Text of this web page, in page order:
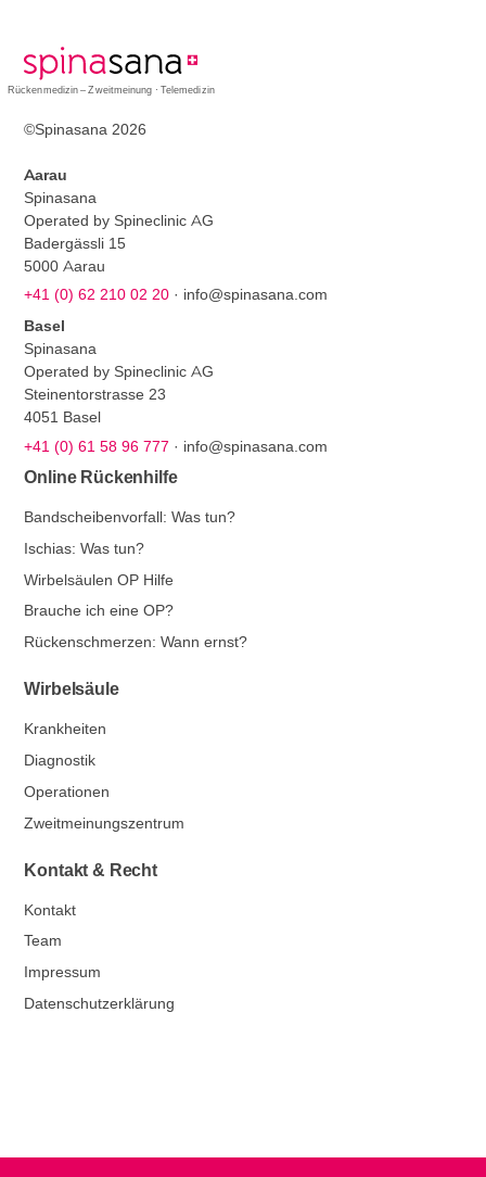
Rückenmedizin – Zweitmeinung · Telemedizin
©Spinasana 2026
Aarau
Spinasana
Operated by Spineclinic AG
Badergässli 15
5000 Aarau
+41 (0) 62 210 02 20 · info@spinasana.com
Basel
Spinasana
Operated by Spineclinic AG
Steinentorstrasse 23
4051 Basel
+41 (0) 61 58 96 777 · info@spinasana.com
Online Rückenhilfe
Bandscheibenvorfall: Was tun?
Ischias: Was tun?
Wirbelsäulen OP Hilfe
Brauche ich eine OP?
Rückenschmerzen: Wann ernst?
Wirbelsäule
Krankheiten
Diagnostik
Operationen
Zweitmeinungszentrum
Kontakt & Recht
Kontakt
Team
Impressum
Datenschutzerklärung